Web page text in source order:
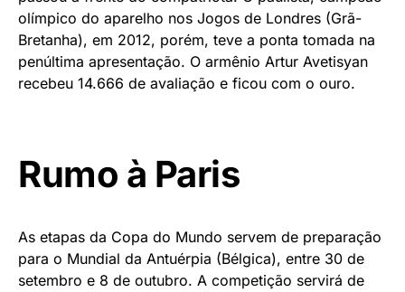
olímpico do aparelho nos Jogos de Londres (Grã-
Bretanha), em 2012, porém, teve a ponta tomada na
penúltima apresentação. O armênio Artur Avetisyan
recebeu 14.666 de avaliação e ficou com o ouro.
Rumo à Paris
As etapas da Copa do Mundo servem de preparação
para o Mundial da Antuérpia (Bélgica), entre 30 de
setembro e 8 de outubro. A competição servirá de